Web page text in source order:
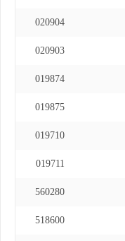
020904
020903
019874
019875
019710
019711
560280
518600